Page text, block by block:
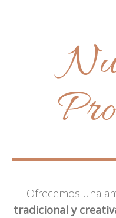
Ofrecemos una
tradicional y